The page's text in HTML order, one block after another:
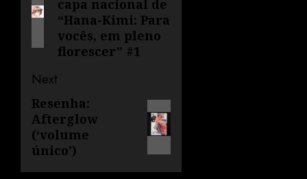
capa nacional de
“Hana-Kimi: Para
vocês, em pleno
florescer” #1
Next
Resenha:
Afterglow
(‘volume
único’)